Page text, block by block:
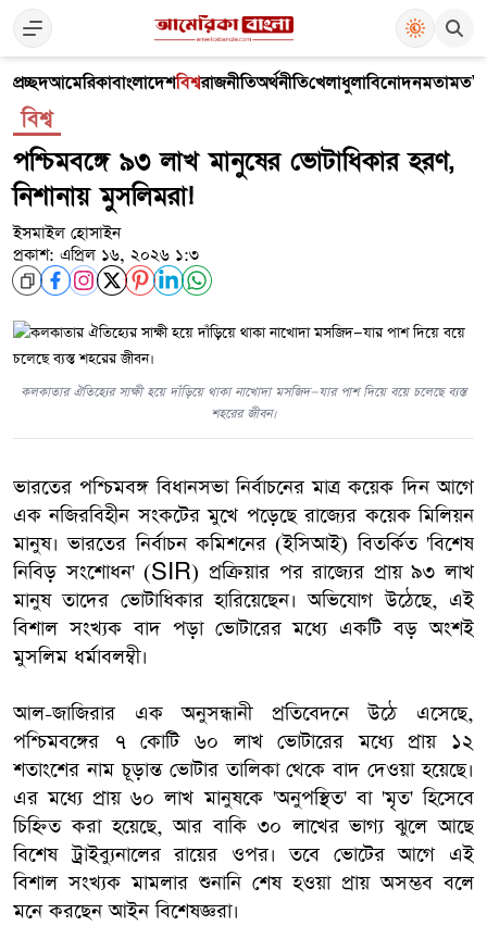
প্রচ্ছদআমেরিকাবাংলাদেশবিশ্বরাজনীতিঅর্থনীতিখেলাধুলাবিনোদনমতামত
বিশ্ব
পশ্চিমবঙ্গে ৯৩ লাখ মানুষের ভোটাধিকার হরণ,
নিশানায় মুসলিমরা!
ইসমাইল হোসাইন
প্রকাশ: এপ্রিল ১৬, ২০২৬ ১:৩
কলকাতার ঐতিহ্যের সাক্ষী হয়ে দাঁড়িয়ে থাকা নাখোদা মসজিদ—যার পাশ দিয়ে বয়ে চলেছে ব্যস্ত
শহরের জীবন।
ভারতের পশ্চিমবঙ্গ বিধানসভা নির্বাচনের মাত্র কয়েক দিন আগে
এক নজিরবিহীন সংকটের মুখে পড়েছে রাজ্যের কয়েক মিলিয়ন
মানুষ। ভারতের নির্বাচন কমিশনের (ইসিআই) বিতর্কিত 'বিশেষ
নিবিড় সংশোধন' (SIR) প্রক্রিয়ার পর রাজ্যের প্রায় ৯৩ লাখ
মানুষ তাদের ভোটাধিকার হারিয়েছেন। অভিযোগ উঠেছে, এই
বিশাল সংখ্যক বাদ পড়া ভোটারের মধ্যে একটি বড় অংশই
মুসলিম ধর্মাবলম্বী।
আল-জাজিরার এক অনুসন্ধানী প্রতিবেদনে উঠে এসেছে,
পশ্চিমবঙ্গের ৭ কোটি ৬০ লাখ ভোটারের মধ্যে প্রায় ১২
শতাংশের নাম চূড়ান্ত ভোটার তালিকা থেকে বাদ দেওয়া হয়েছে।
এর মধ্যে প্রায় ৬০ লাখ মানুষকে 'অনুপস্থিত' বা 'মৃত' হিসেবে
চিহ্নিত করা হয়েছে, আর বাকি ৩০ লাখের ভাগ্য ঝুলে আছে
বিশেষ ট্রাইব্যুনালের রায়ের ওপর। তবে ভোটের আগে এই
বিশাল সংখ্যক মামলার শুনানি শেষ হওয়া প্রায় অসম্ভব বলে
মনে করছেন আইন বিশেষজ্ঞরা।